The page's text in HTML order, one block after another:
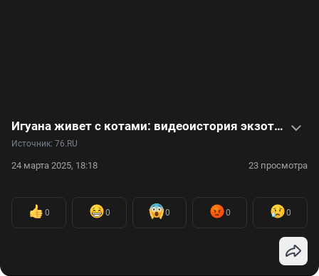
Игуана живет с котами: видеоистория экзотического питомца
Источник: 76.RU
24 марта 2025, 18:18 23 просмотра
0 0 0 0 0